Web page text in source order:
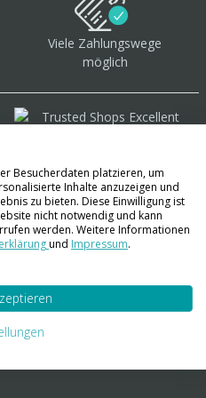
Viele Zahlungswege
möglich
Besucherdaten platzieren, um
Inhalte anzuzeigen und
zu bieten. Diese Einwilligung ist
nicht notwendig und kann
werden. Weitere Informationen
und Impressum.